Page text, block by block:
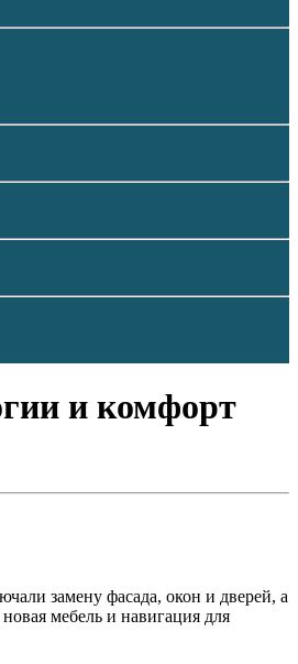
и комфорт
замену фасада, окон и дверей, а
мебель и навигация для